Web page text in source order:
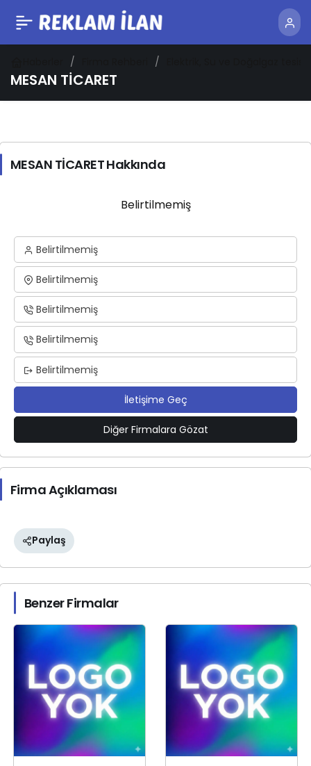
MESAN TİCARET
MESAN TİCARET Hakkında
Belirtilmemiş
Belirtilmemiş
Belirtilmemiş
Belirtilmemiş
Belirtilmemiş
Belirtilmemiş
İletişime Geç
Diğer Firmalara Gözat
Firma Açıklaması
Paylaş
Benzer Firmalar